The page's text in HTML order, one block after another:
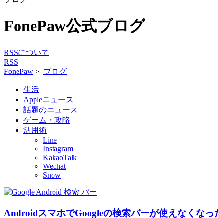
FonePaw公式ブログ
RSSについて
RSS
FonePaw > ブログ
生活
Appleニュース
話題のニュース
ゲーム・攻略
活用術
Line
Instagram
KakaoTalk
Wechat
Snow
AndroidスマホでGoogleの検索バーが使えなくなっ